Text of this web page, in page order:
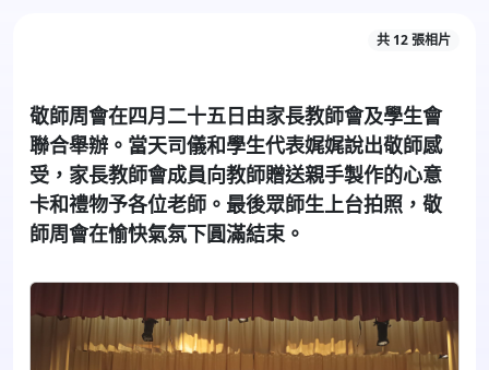
共 12 張相片
敬師周會在四月二十五日由家長教師會及學生會
聯合舉辦。當天司儀和學生代表娓娓說出敬師感
受，家長教師會成員向教師贈送親手製作的心意
卡和禮物予各位老師。最後眾師生上台拍照，敬
師周會在愉快氣氛下圓滿結束。